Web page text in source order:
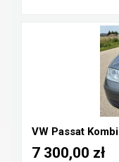
7 300,00 zł